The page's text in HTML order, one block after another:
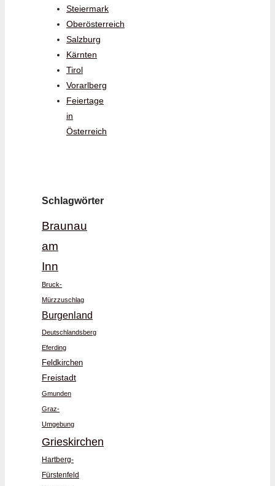
Steiermark
Oberösterreich
Salzburg
Kärnten
Tirol
Vorarlberg
Feiertage
in
Österreich
Schlagwörter
Braunau
am
Inn
Bruck-
Mürzzuschlag
Burgenland
Deutschlandsberg
Eferding
Feldkirchen
Freistadt
Gmunden
Graz-
Umgebung
Grieskirchen
Hartberg-
Fürstenfeld